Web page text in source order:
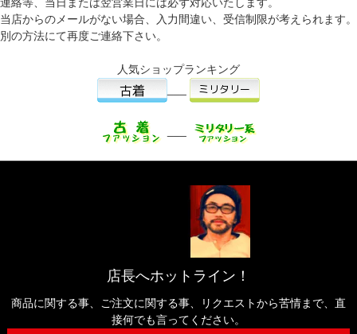
当店からのメールがない場合、入力間違い、受信制限が考えられます。
別の方法にて再度ご連絡下さい。
人気ショップランキング
店長へホットライン！
商品に関する事、ご注文に関する事、リクエストから苦情まで、直
接何でも言ってください。